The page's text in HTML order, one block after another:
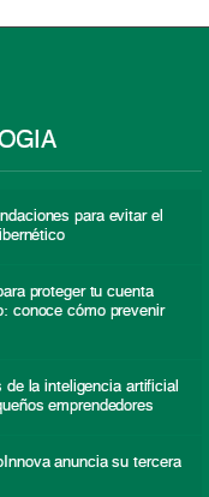
para evitar el
proteger tu cuenta
conoce cómo prevenir
de la inteligencia artificial
emprendedores
anuncia su tercera